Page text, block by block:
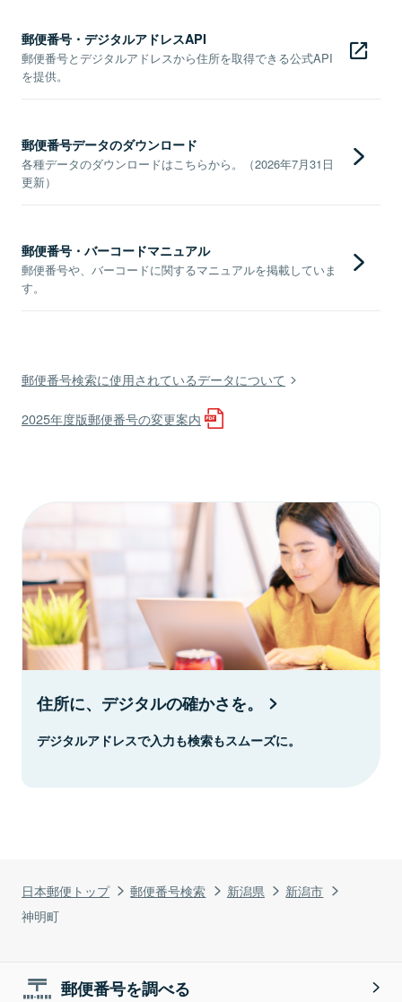
日本郵便トップ 郵便番号検索 新潟県
新潟市
神明町
郵便番号・デジタルアドレスAPI
郵便番号とデジタルアドレスから住所を取得できる公式API
を提供。
郵便番号データのダウンロード
各種データのダウンロードはこちらから。（2026年7月31日
更新）
郵便番号・バーコードマニュアル
郵便番号や、バーコードに関するマニュアルを掲載していま
す。
郵便番号検索に使用されているデータについて
2025年度版郵便番号の変更案内
住所に、デジタルの確かさを。
デジタルアドレスで入力も検索もスムーズに。
郵便番号を調べる